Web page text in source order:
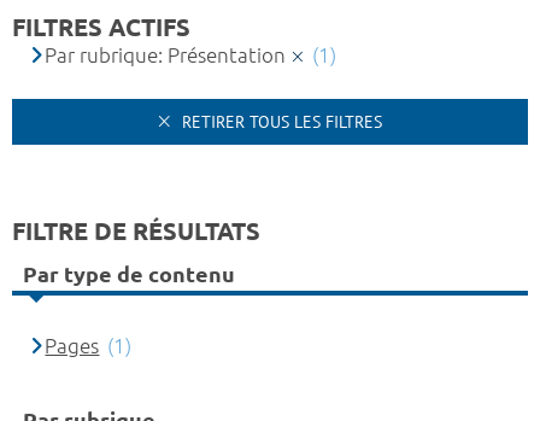
FILTRES ACTIFS
Par rubrique: Présentation (1)
RETIRER TOUS LES FILTRES
FILTRE DE RÉSULTATS
Par type de contenu
Pages (1)